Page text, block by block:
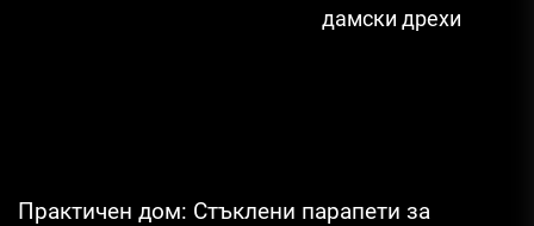
дамски дрехи
Практичен дом: Стъклени парапети за